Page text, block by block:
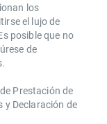
los
el lujo de
posible que no
de
Prestación de
y Declaración de